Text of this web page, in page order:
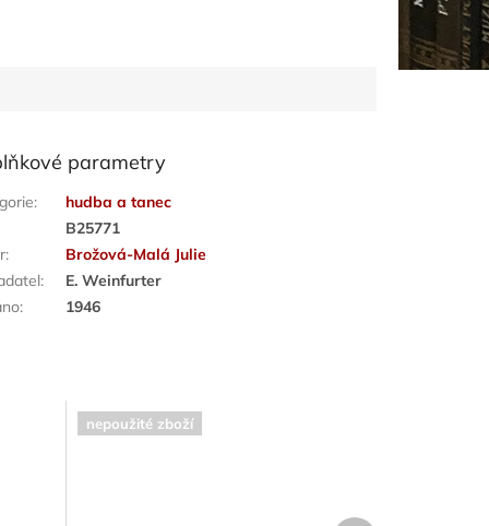
parametry
:
hudba a tanec
B25771
:
Brožová-Malá Julie
:
E. Weinfurter
: 1946
nepoužité zboží